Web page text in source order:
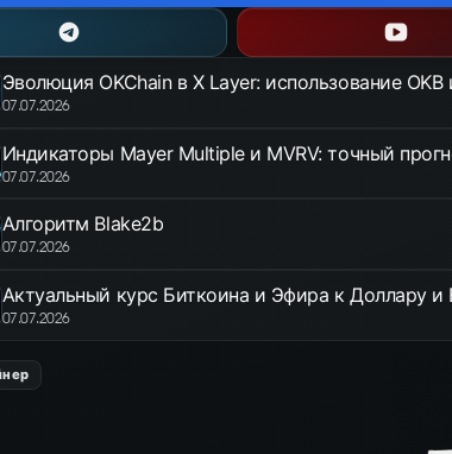
Эволюция OKChain в X Layer: использование
07.07.2026
Индикаторы Mayer Multiple и MVRV: точный
07.07.2026
Алгоритм Blake2b
07.07.2026
Актуальный курс Биткоина и Эфира к Доллару и
07.07.2026